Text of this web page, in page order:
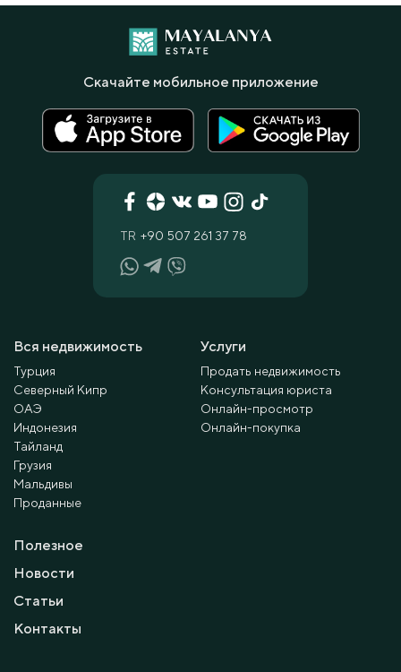
Вся недвижимость
Турция
Северный Кипр
ОАЭ
Индонезия
Тайланд
Грузия
Мальдивы
Проданные
Услуги
Продать недвижимость
Консультация юриста
Онлайн-просмотр
Онлайн-покупка
Полезное
Новости
Статьи
Контакты
TR +90 507 261 37 78
Скачайте мобильное приложение